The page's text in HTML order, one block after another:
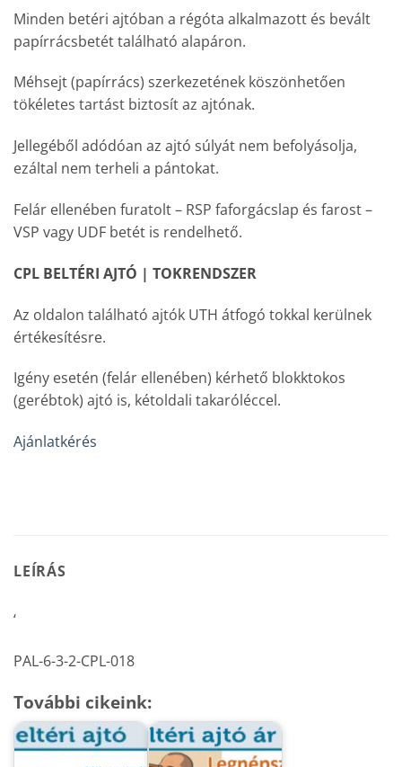
Minden betéri ajtóban a régóta alkalmazott és bevált
papírrácsbetét található alapáron.
Méhsejt (papírrács) szerkezetének köszönhetően
tökéletes tartást biztosít az ajtónak.
Jellegéből adódóan az ajtó súlyát nem befolyásolja,
ezáltal nem terheli a pántokat.
Felár ellenében furatolt – RSP faforgácslap és farost –
VSP vagy UDF betét is rendelhető.
CPL BELTÉRI AJTÓ | TOKRENDSZER
Az oldalon található ajtók UTH átfogó tokkal kerülnek
értékesítésre.
Igény esetén (felár ellenében) kérhető blokktokos
(gerébtok) ajtó is, kétoldali takaróléccel.
Ajánlatkérés
LEÍRÁS
‘
PAL-6-3-2-CPL-018
További cikeink: